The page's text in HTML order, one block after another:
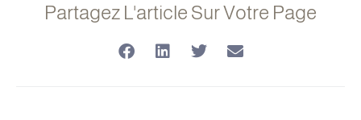
Partagez L'article Sur Votre Page